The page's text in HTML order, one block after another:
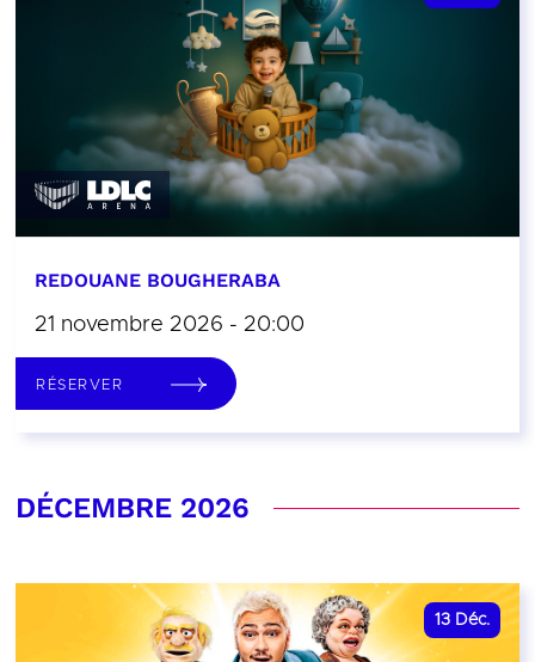
REDOUANE BOUGHERABA
21 novembre 2026 - 20:00
RÉSERVER
DÉCEMBRE 2026
13 Déc.